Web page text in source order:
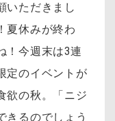
いただきまし
夏休みが終わ
！今週末は3連
定のイベントが
欲の秋。「ニジ
きるのでしょう